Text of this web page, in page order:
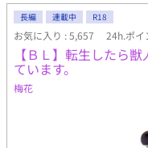
た。 修理の仕事を通し
に惹かれ合い、やがて隣
く。 ――苦手から始まる
長編 連載中 R18
お気に入り : 5,657 24h.ポイ
【ＢＬ】転生したら
ています。
梅花